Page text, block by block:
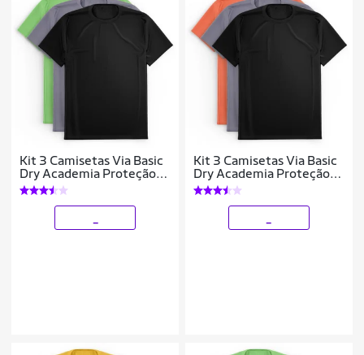
Kit 3 Camisetas Via Basic
Dry Academia Proteção
Solar UV Masculina
Kit 3 Camisetas Via Basic
Dry Academia Proteção
Solar UV Masculina